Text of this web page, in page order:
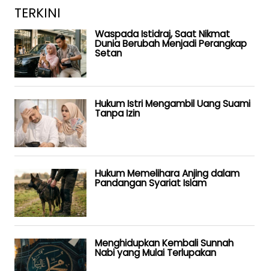
TERKINI
Waspada Istidraj, Saat Nikmat
Dunia Berubah Menjadi Perangkap
Setan
Hukum Istri Mengambil Uang Suami
Tanpa Izin
Hukum Memelihara Anjing dalam
Pandangan Syariat Islam
Menghidupkan Kembali Sunnah
Nabi yang Mulai Terlupakan